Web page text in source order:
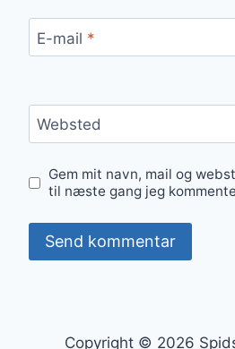
E-mail *
Websted
Gem mit navn, mail og
til næste gang jeg
Copyright © 2026